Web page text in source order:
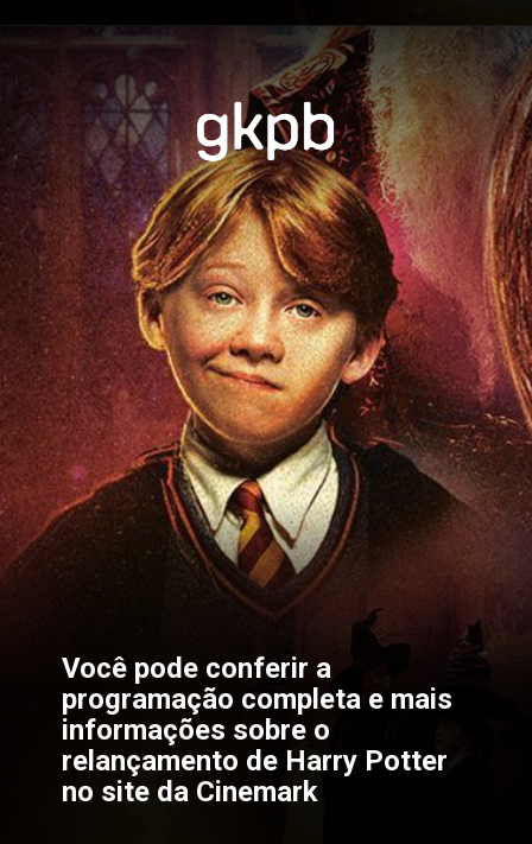
Você pode conferir a
programação completa e mais
informações sobre o
relançamento de Harry Potter
no site da Cinemark